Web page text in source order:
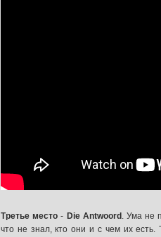
Третье место - Die Antwoord . Ума не
что не знал, кто они и с чем их